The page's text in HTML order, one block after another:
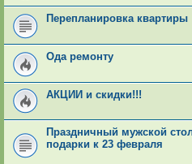
Перепланировка квартиры
Ода ремонту
АКЦИИ и скидки!!!
Праздничный мужской
подарки к 23 февраля